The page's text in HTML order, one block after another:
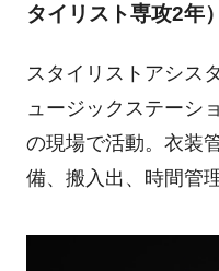
タイリスト専攻2年）
スタイリストアシス
ュージックステーシ
の現場で活動。衣装
備、搬入出、時間管